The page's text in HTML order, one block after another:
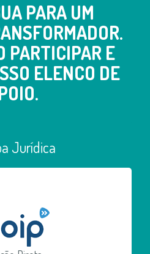
PARA UM
PARTICIPAR E
ELENCO DE
Jurídica